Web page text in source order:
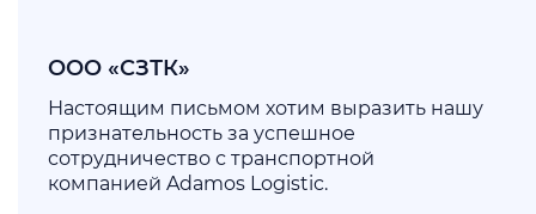
ООО «СЗТК»
Настоящим письмом хотим выразить нашу
признательность за успешное
сотрудничество с транспортной
компанией Adamos Logistic.